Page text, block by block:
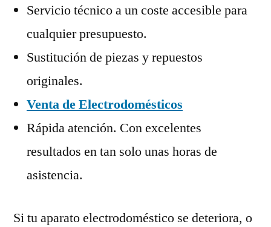
Servicio técnico a un coste accesible para
cualquier presupuesto.
Sustitución de piezas y repuestos
originales.
Venta de Electrodomésticos
Rápida atención. Con excelentes
resultados en tan solo unas horas de
asistencia.
Si tu aparato electrodoméstico se deteriora, o